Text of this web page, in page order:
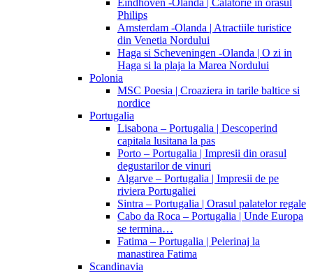
Eindhoven -Olanda | Calatorie in orasul
Philips
Amsterdam -Olanda | Atractiile turistice
din Venetia Nordului
Haga si Scheveningen -Olanda | O zi in
Haga si la plaja la Marea Nordului
Polonia
MSC Poesia | Croaziera in tarile baltice si
nordice
Portugalia
Lisabona – Portugalia | Descoperind
capitala lusitana la pas
Porto – Portugalia | Impresii din orasul
degustarilor de vinuri
Algarve – Portugalia | Impresii de pe
riviera Portugaliei
Sintra – Portugalia | Orasul palatelor regale
Cabo da Roca – Portugalia | Unde Europa
se termina…
Fatima – Portugalia | Pelerinaj la
manastirea Fatima
Scandinavia